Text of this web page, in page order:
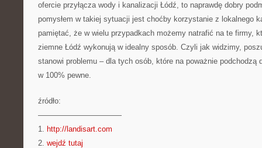
ofercie przyłącza wody i kanalizacji Łódź, to naprawdę dobry
pomysłem w takiej sytuacji jest choćby korzystanie z lokalnego
pamiętać, że w wielu przypadkach możemy natrafić na te firmy,
ziemne Łódź wykonują w idealny sposób. Czyli jak widzimy,
stanowi problemu – dla tych osób, które na poważnie podchodzą
w 100% pewne.
źródło:
———————————
1. http://landisart.com
2. wejdź tutaj